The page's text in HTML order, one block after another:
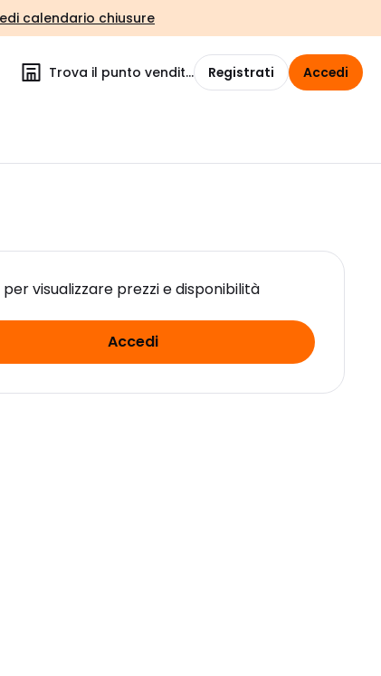
calendario chiusure
Trova il punto vendita Registrati Accedi
visualizzare prezzi e disponibilità
Accedi